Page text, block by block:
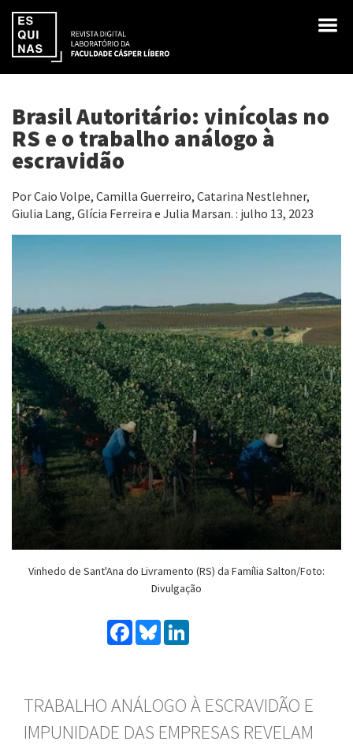
Brasil Autoritário: vinícolas no
RS e o trabalho análogo à
escravidão
Por Caio Volpe, Camilla Guerreiro, Catarina Nestlehner,
Giulia Lang, Glícia Ferreira e Julia Marsan. : julho 13, 2023
Vinhedo de Sant'Ana do Livramento (RS) da Família Salton/Foto:
Divulgação
Facebook
Bluesky
TRABALHO ANÁLOGO À ESCRAVIDÃO E
IMPUNIDADE DAS EMPRESAS REVELAM